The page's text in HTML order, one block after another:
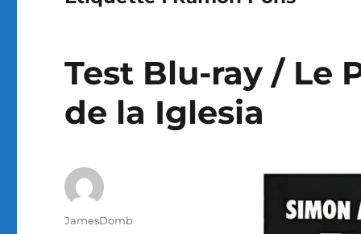
Test Blu-ray / Le
de la Iglesia
Auteur
JamesDomb